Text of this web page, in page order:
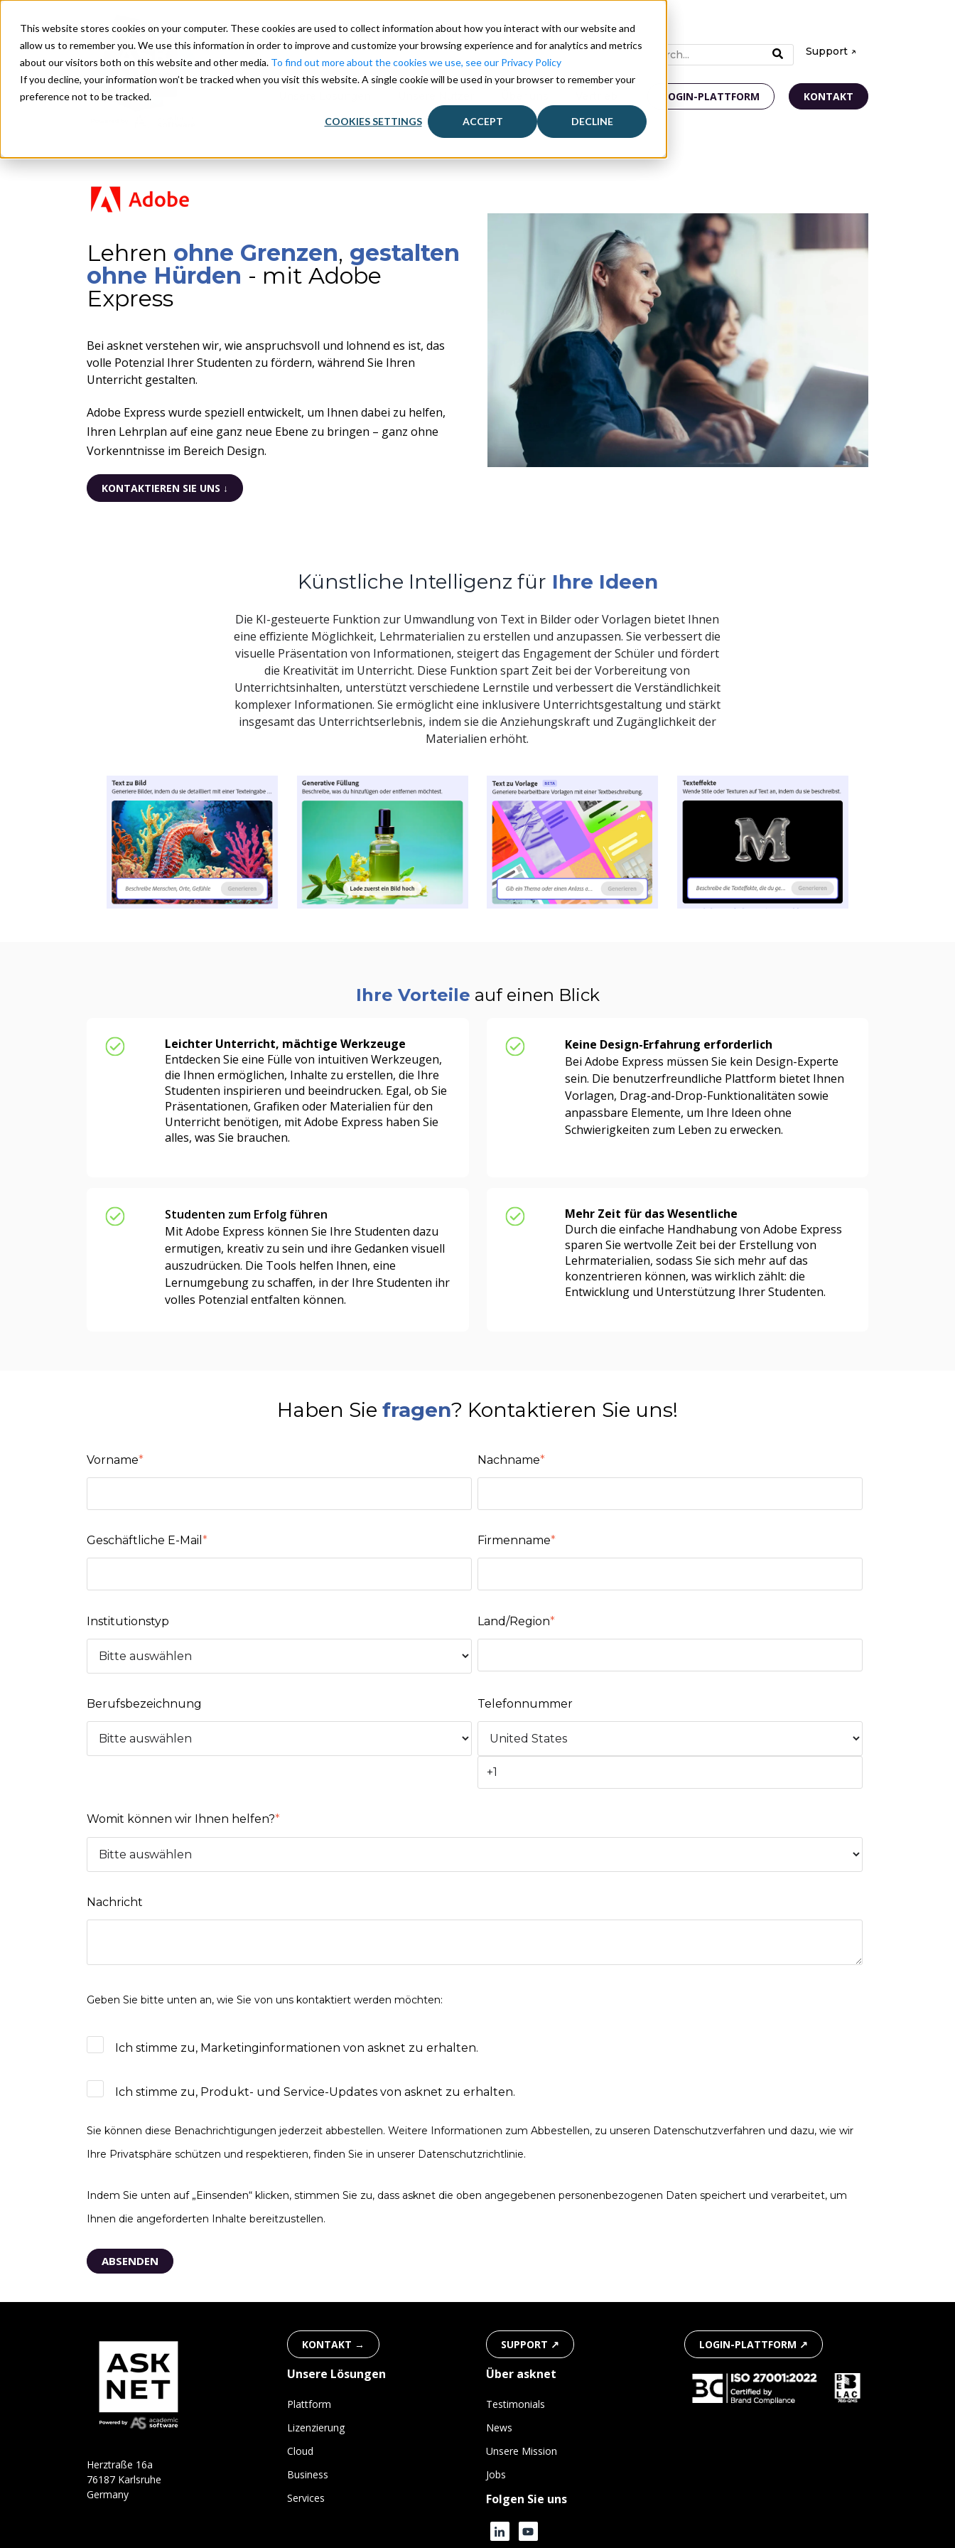
This website stores cookies on your computer. These cookies are used to collect information about how you interact with our website and
allow us to remember you. We use this information in order to improve and customize your browsing experience and for analytics and metrics
about our visitors both on this website and other media. To find out more about the cookies we use, see our Privacy Policy
If you decline, your information won’t be tracked when you visit this website. A single cookie will be used in your browser to remember your
preference not to be tracked.
COOKIES SETTINGS ACCEPT DECLINE
Support ↗
LOGIN-PLATTFORM KONTAKT
Lehren ohne Grenzen, gestalten
ohne Hürden - mit Adobe
Express
Bei asknet verstehen wir, wie anspruchsvoll und lohnend es ist, das
volle Potenzial Ihrer Studenten zu fördern, während Sie Ihren
Unterricht gestalten.
Adobe Express wurde speziell entwickelt, um Ihnen dabei zu helfen,
Ihren Lehrplan auf eine ganz neue Ebene zu bringen – ganz ohne
Vorkenntnisse im Bereich Design.
KONTAKTIEREN SIE UNS ↓
Künstliche Intelligenz für Ihre Ideen
Die KI-gesteuerte Funktion zur Umwandlung von Text in Bilder oder Vorlagen bietet Ihnen
eine effiziente Möglichkeit, Lehrmaterialien zu erstellen und anzupassen. Sie verbessert die
visuelle Präsentation von Informationen, steigert das Engagement der Schüler und fördert
die Kreativität im Unterricht. Diese Funktion spart Zeit bei der Vorbereitung von
Unterrichtsinhalten, unterstützt verschiedene Lernstile und verbessert die Verständlichkeit
komplexer Informationen. Sie ermöglicht eine inklusivere Unterrichtsgestaltung und stärkt
insgesamt das Unterrichtserlebnis, indem sie die Anziehungskraft und Zugänglichkeit der
Materialien erhöht.
Ihre Vorteile auf einen Blick
Leichter Unterricht, mächtige Werkzeuge
Entdecken Sie eine Fülle von intuitiven Werkzeugen,
die Ihnen ermöglichen, Inhalte zu erstellen, die Ihre
Studenten inspirieren und beeindrucken. Egal, ob Sie
Präsentationen, Grafiken oder Materialien für den
Unterricht benötigen, mit Adobe Express haben Sie
alles, was Sie brauchen.
Keine Design-Erfahrung erforderlich
Bei Adobe Express müssen Sie kein Design-Experte
sein. Die benutzerfreundliche Plattform bietet Ihnen
Vorlagen, Drag-and-Drop-Funktionalitäten sowie
anpassbare Elemente, um Ihre Ideen ohne
Schwierigkeiten zum Leben zu erwecken.
Studenten zum Erfolg führen
Mit Adobe Express können Sie Ihre Studenten dazu
ermutigen, kreativ zu sein und ihre Gedanken visuell
auszudrücken. Die Tools helfen Ihnen, eine
Lernumgebung zu schaffen, in der Ihre Studenten ihr
volles Potenzial entfalten können.
Mehr Zeit für das Wesentliche
Durch die einfache Handhabung von Adobe Express
sparen Sie wertvolle Zeit bei der Erstellung von
Lehrmaterialien, sodass Sie sich mehr auf das
konzentrieren können, was wirklich zählt: die
Entwicklung und Unterstützung Ihrer Studenten.
Haben Sie fragen? Kontaktieren Sie uns!
Vorname* Nachname*
Geschäftliche E-Mail * Firmenname*
Institutionstyp Land/Region*
Berufsbezeichnung Telefonnummer
Womit können wir Ihnen helfen?*
Nachricht
Geben Sie bitte unten an, wie Sie von uns kontaktiert werden möchten:
Ich stimme zu, Marketinginformationen von asknet zu erhalten.
Ich stimme zu, Produkt- und Service-Updates von asknet zu erhalten.
Sie können diese Benachrichtigungen jederzeit abbestellen. Weitere Informationen zum Abbestellen, zu unseren Datenschutzverfahren und dazu, wie wir
Ihre Privatsphäre schützen und respektieren, finden Sie in unserer Datenschutzrichtlinie.
Indem Sie unten auf „Einsenden“ klicken, stimmen Sie zu, dass asknet die oben angegebenen personenbezogenen Daten speichert und verarbeitet, um
Ihnen die angeforderten Inhalte bereitzustellen.
Herztraße 16a
76187 Karlsruhe
Germany
KONTAKT →
Unsere Lösungen
Plattform
Lizenzierung
Cloud
Business
Services
SUPPORT ↗
Über asknet
Testimonials
News
Unsere Mission
Jobs
Folgen Sie uns
LOGIN-PLATTFORM ↗